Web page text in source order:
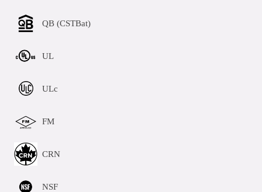
QB (CSTBat)
UL
ULc
FM
CRN
NSF